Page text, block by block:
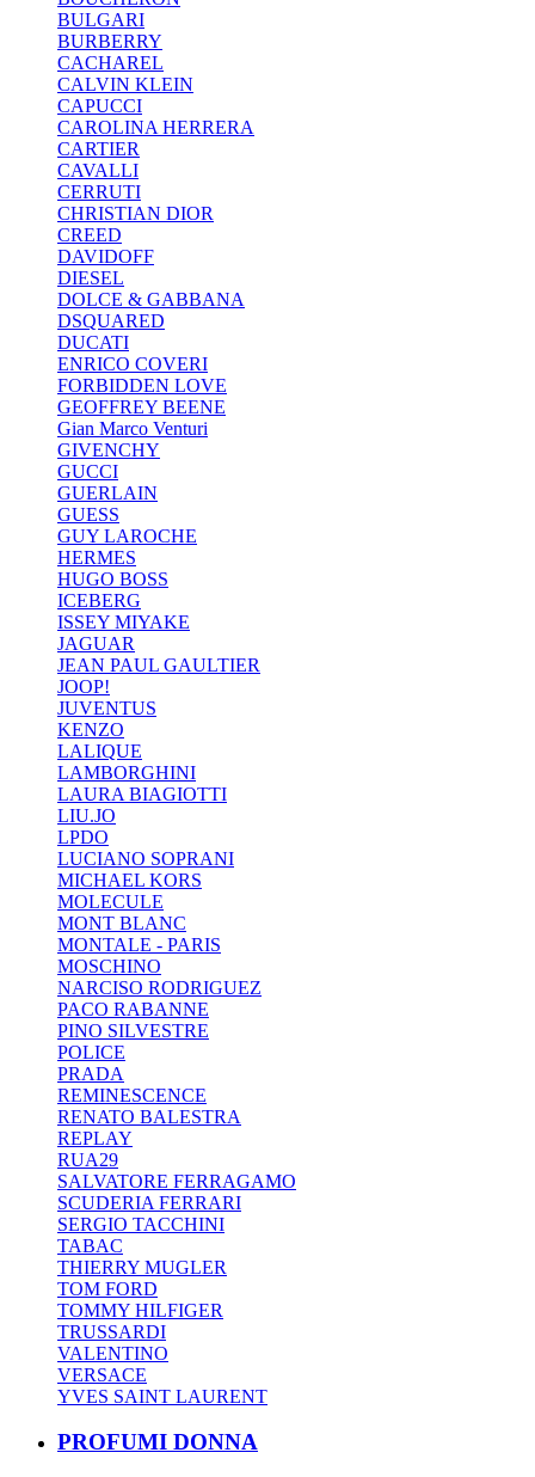
BULGARI
BURBERRY
CACHAREL
CALVIN KLEIN
CAPUCCI
CAROLINA HERRERA
CARTIER
CAVALLI
CERRUTI
CHRISTIAN DIOR
CREED
DAVIDOFF
DIESEL
DOLCE & GABBANA
DSQUARED
DUCATI
ENRICO COVERI
FORBIDDEN LOVE
GEOFFREY BEENE
Gian Marco Venturi
GIVENCHY
GUCCI
GUERLAIN
GUESS
GUY LAROCHE
HERMES
HUGO BOSS
ICEBERG
ISSEY MIYAKE
JAGUAR
JEAN PAUL GAULTIER
JOOP!
JUVENTUS
KENZO
LALIQUE
LAMBORGHINI
LAURA BIAGIOTTI
LIU.JO
LPDO
LUCIANO SOPRANI
MICHAEL KORS
MOLECULE
MONT BLANC
MONTALE - PARIS
MOSCHINO
NARCISO RODRIGUEZ
PACO RABANNE
PINO SILVESTRE
POLICE
PRADA
REMINESCENCE
RENATO BALESTRA
REPLAY
RUA29
SALVATORE FERRAGAMO
SCUDERIA FERRARI
SERGIO TACCHINI
TABAC
THIERRY MUGLER
TOM FORD
TOMMY HILFIGER
TRUSSARDI
VALENTINO
VERSACE
YVES SAINT LAURENT
PROFUMI DONNA